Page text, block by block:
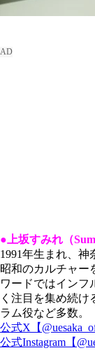
●上坂すみれ（
1991年生まれ、神
昭和のカルチャー
ワードではインフ
く注目を集め続け
ラム役など多数。
公式X【
公式Instagram【